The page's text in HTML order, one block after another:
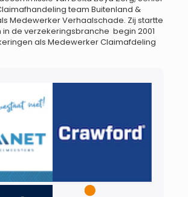
team Buitenland &
Medewerker Verhaalschade. Zij startte
de verzekeringsbranche begin 2001
als Medewerker Claimafdeling